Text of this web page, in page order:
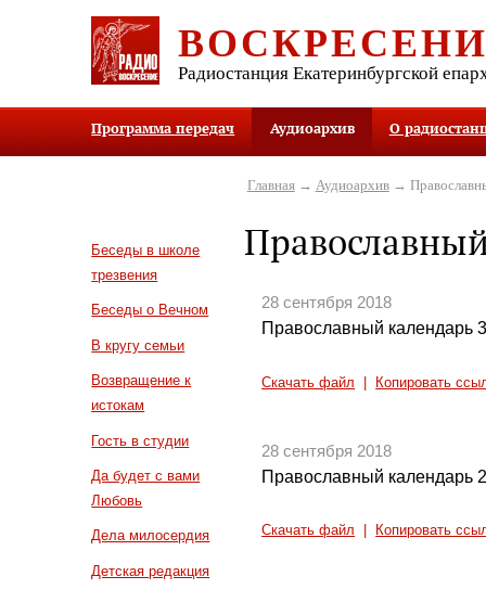
Радиостанция Екатеринбургской
Программа передач Аудиоархив О
Беседы в школе
трезвения
Беседы о Вечном
В кругу семьи
Возвращение к
истокам
Гость в студии
Да будет с вами
Любовь
Дела милосердия
Детская редакция
Главная→ Аудиоархив→
28 сентября 2018
Православный календарь
Скачать файл Копировать
28 сентября 2018
Православный календарь
Скачать файл Копировать